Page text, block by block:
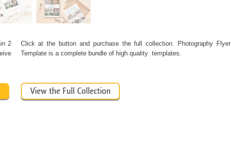
2
Click at the button and purchase the full collection. Photography Flyer
Template is a complete bundle of high quality templates.
View the Full Collection